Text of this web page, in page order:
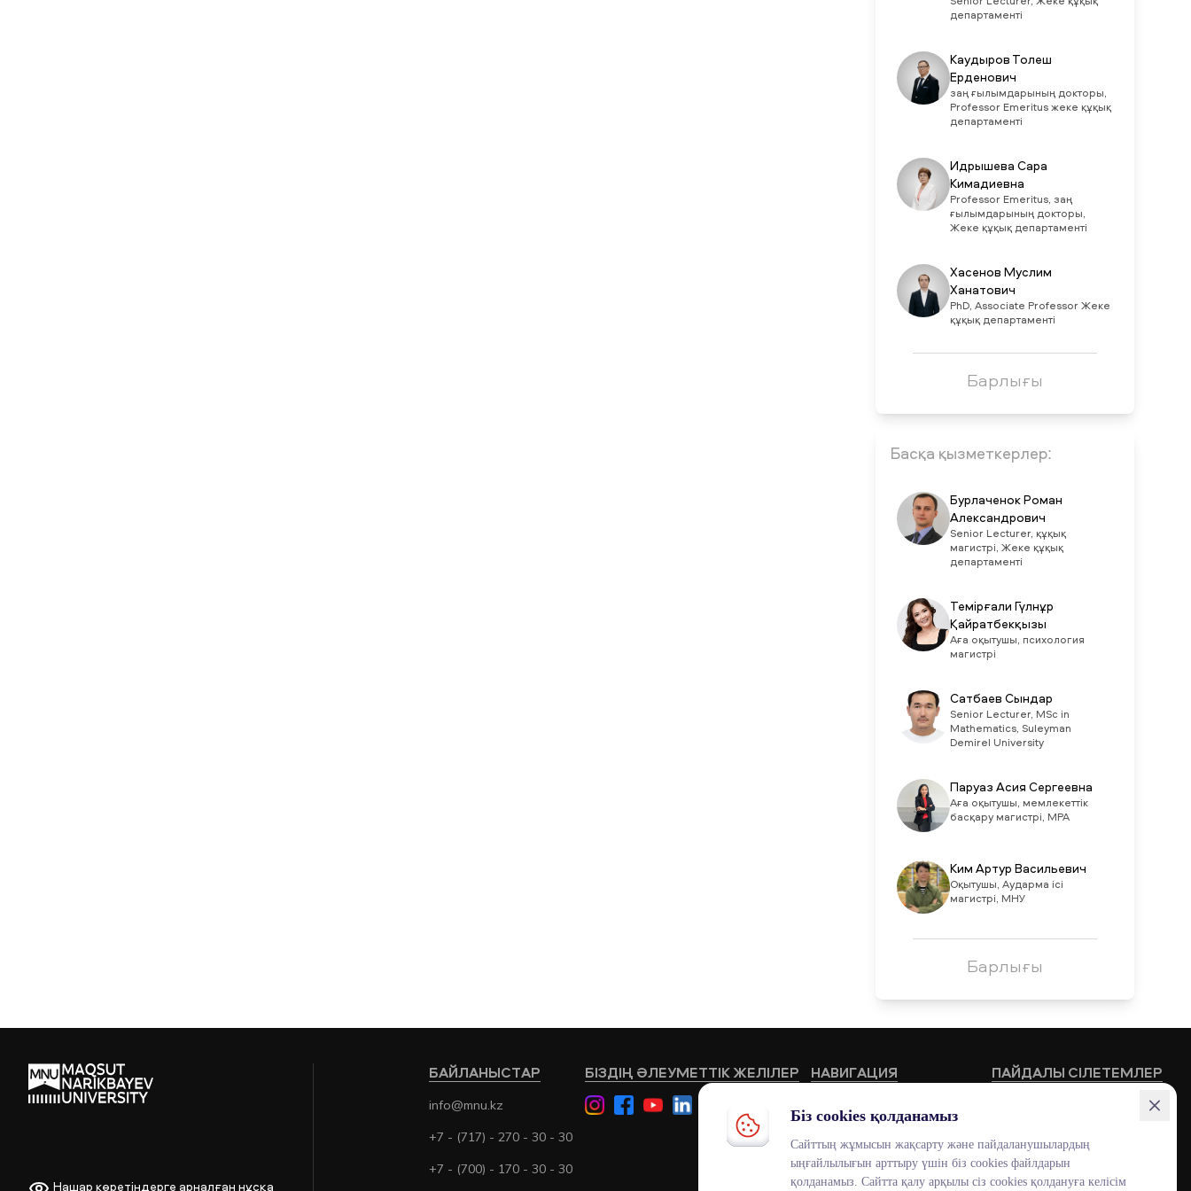
департаменті
Каудыров Толеш
Ерденович
заң ғылымдарының докторы,
Professor Emeritus жеке құқық
департаменті
Идрышева Сара
Кимадиевна
Рrofessor Emeritus, заң
ғылымдарының докторы,
Жеке құқық департаменті
Хасенов Муслим
Ханатович
PhD, Associate Professor Жеке
құқық департаменті
Барлығы
Басқа қызметкерлер:
Бурлаченок Роман
Александрович
Senior Lecturer, құқық
магистрі, Жеке құқық
департаменті
Темірғали Гүлнұр
Қайратбекқызы
Аға оқытушы, психология
магистрі
Сатбаев Сындар
Senior Lecturer, MSc in
Mathematics, Suleyman
Demirel University
Паруаз Асия Сергеевна
Аға оқытушы, мемлекеттік
басқару магистрі, MPA
Ким Артур Васильевич
Оқытушы, Аударма iсi
магистрі, МНУ
Барлығы
Нашар көретіндерге арналған нұсқа
БАЙЛАНЫСТАР
info@mnu.kz
+7 - (717) - 270 - 30 - 30
+7 - (700) - 170 - 30 - 30
БІЗДІҢ ӘЛЕУМЕТТІК ЖЕЛІЛЕР НАВИГАЦИЯ
Байланыстар
ПАЙДАЛЫ СІЛЕТЕМЛЕР
Documentolog
Canvas
Біз cookies қолданамыз
Сайттың жұмысын жақсарту және пайдаланушылардың
ыңғайлылығын арттыру үшін біз cookies файлдарын
қолданамыз. Сайтта қалу арқылы сіз cookies қолдануға келісім